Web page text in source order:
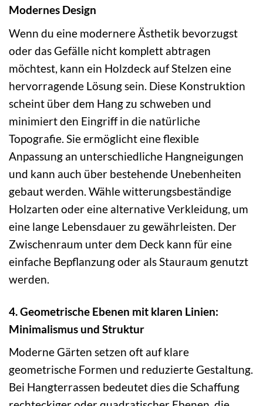
Modernes Design
Wenn du eine modernere Ästhetik bevorzugst
oder das Gefälle nicht komplett abtragen
möchtest, kann ein Holzdeck auf Stelzen eine
hervorragende Lösung sein. Diese Konstruktion
scheint über dem Hang zu schweben und
minimiert den Eingriff in die natürliche
Topografie. Sie ermöglicht eine flexible
Anpassung an unterschiedliche Hangneigungen
und kann auch über bestehende Unebenheiten
gebaut werden. Wähle witterungsbeständige
Holzarten oder eine alternative Verkleidung, um
eine lange Lebensdauer zu gewährleisten. Der
Zwischenraum unter dem Deck kann für eine
einfache Bepflanzung oder als Stauraum genutzt
werden.
4. Geometrische Ebenen mit klaren Linien:
Minimalismus und Struktur
Moderne Gärten setzen oft auf klare
geometrische Formen und reduzierte Gestaltung.
Bei Hangterrassen bedeutet dies die Schaffung